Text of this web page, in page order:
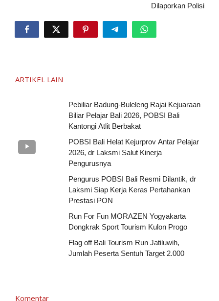
Dilaporkan Polisi
ARTIKEL LAIN
Pebiliar Badung-Buleleng Rajai Kejuaraan
Biliar Pelajar Bali 2026, POBSI Bali
Kantongi Atlit Berbakat
POBSI Bali Helat Kejurprov Antar Pelajar
2026, dr Laksmi Salut Kinerja
Pengurusnya
Pengurus POBSI Bali Resmi Dilantik, dr
Laksmi Siap Kerja Keras Pertahankan
Prestasi PON
Run For Fun MORAZEN Yogyakarta
Dongkrak Sport Tourism Kulon Progo
Flag off Bali Tourism Run Jatiluwih,
Jumlah Peserta Sentuh Target 2.000
Komentar